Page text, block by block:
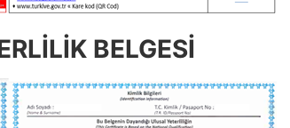
BELGESİ